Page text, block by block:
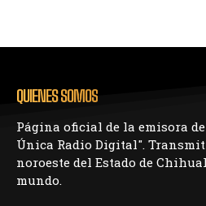
QUIENES SOMOS
Página oficial de la emisora
Única Radio Digital".
noroeste del Estado de
mundo.